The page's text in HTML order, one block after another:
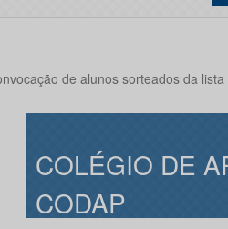
de alunos sorteados da
COLÉGIO DE
CODAP